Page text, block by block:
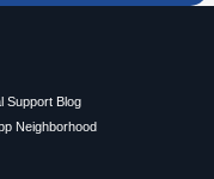
Support Blog
Neighborhood